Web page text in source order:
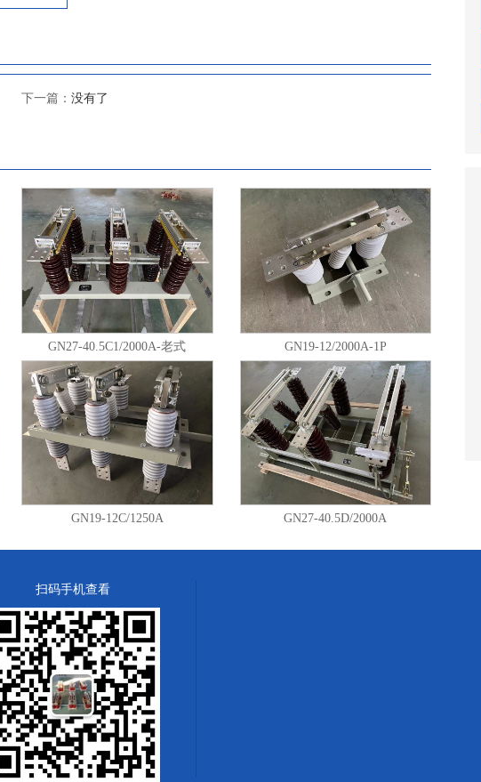
拔不超过1000m(普通型、大爬距）； b、周围空气温度不超过
＋40℃；且在24h内测得的平均值不超过＋35℃；最低周围空
2.2kPa；月相对湿度平均值不超过90%；月水蒸气压力的平均
值不超过1.8kPa； d、周围空气没有明显的受到尘埃、烟、烟
雾、腐蚀性和可燃性等侵蚀性物质的场所； e、来自开关设备
外部的震动或地动可以忽略； f、特殊使用环境条件制造厂可
根据用户要求协商解决。 注：海拔不超过4000m(高原型） 主
要技术参数： 主要结构及特点: GN30-12系列户内高压旋转式
隔离开关，开关主体通过两组绝缘子固定在开关底架上下两个
面上，上下两个面之间由固定在开关底架上的隔板完全分开，
通过旋转触刀来实现开关的合阐与分闸。GN30-12D系列户内
高压旋转式隔离开关在原有开关的基础上加带接地刀的形式，
可满足开关柜的不同要求。触头分别安装在开关的上下两个面
上，使其带电部分和不带电部分在开关柜内完全隔开，从而保
证维修时工人的绝对安全。导电部分主要由触刀和触头组成。
触刀由两块铜板固定在旋转瓷套内，外加磁锁板以加强触刀的
刚性。GN30-12(D)G/630A,1000A,1250A触刀对触头的接触方
式采用线接触；该开关可采用JSXCN-12箱式柜用机械闭锁操
动，也可自行设计机构进行换动。
下一篇： 没有了
GN27-40.5C1/2000A-老式 GN19-12/2000A-1P
GN19-12C/1250A GN27-40.5D/2000A
扫码手机查看